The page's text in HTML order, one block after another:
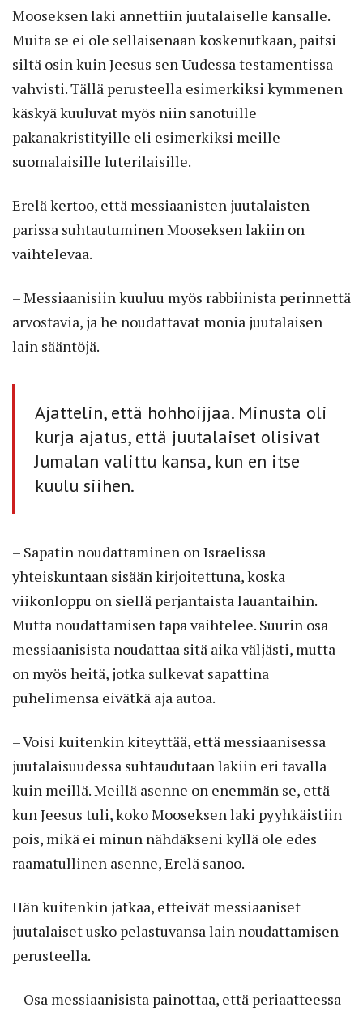
Mooseksen laki annettiin juutalaiselle kansalle.
Muita se ei ole sellaisenaan koskenutkaan, paitsi
siltä osin kuin Jeesus sen Uudessa testamentissa
vahvisti. Tällä perusteella esimerkiksi kymmenen
käskyä kuuluvat myös niin sanotuille
pakanakristityille eli esimerkiksi meille
suomalaisille luterilaisille.
Erelä kertoo, että messiaanisten juutalaisten
parissa suhtautuminen Mooseksen lakiin on
vaihtelevaa.
– Messiaanisiin kuuluu myös rabbiinista perinnettä
arvostavia, ja he noudattavat monia juutalaisen
lain sääntöjä.
Ajattelin, että hohhoijjaa. Minusta oli
kurja ajatus, että juutalaiset olisivat
Jumalan valittu kansa, kun en itse
kuulu siihen.
– Sapatin noudattaminen on Israelissa
yhteiskuntaan sisään kirjoitettuna, koska
viikonloppu on siellä perjantaista lauantaihin.
Mutta noudattamisen tapa vaihtelee. Suurin osa
messiaanisista noudattaa sitä aika väljästi, mutta
on myös heitä, jotka sulkevat sapattina
puhelimensa eivätkä aja autoa.
– Voisi kuitenkin kiteyttää, että messiaanisessa
juutalaisuudessa suhtaudutaan lakiin eri tavalla
kuin meillä. Meillä asenne on enemmän se, että
kun Jeesus tuli, koko Mooseksen laki pyyhkäistiin
pois, mikä ei minun nähdäkseni kyllä ole edes
raamatullinen asenne, Erelä sanoo.
Hän kuitenkin jatkaa, etteivät messiaaniset
juutalaiset usko pelastuvansa lain noudattamisen
perusteella.
– Osa messiaanisista painottaa, että periaatteessa